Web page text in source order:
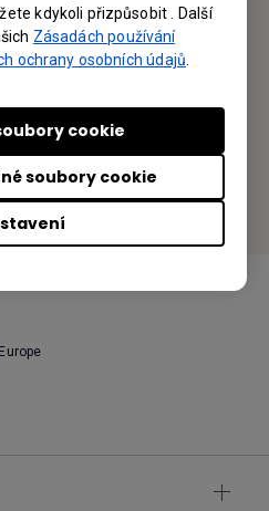
kdykoli přizpůsobit . Další
Zásadách používání
ochrany osobních údajů
soubory cookie
cookie
6 1120 Vienna, Austria